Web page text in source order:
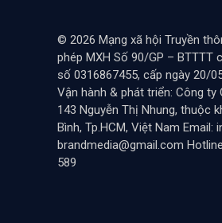
© 2026 Mạng xã hội Truyền
phép MXH Số 90/GP – BTTTT
số 0316867455, cấp ngày 20/
Vận hành & phát triển: Công
143 Nguyễn Thị Nhung, thuộc
Bình, Tp.HCM, Việt Nam Email:
brandmedia@gmail.com
589